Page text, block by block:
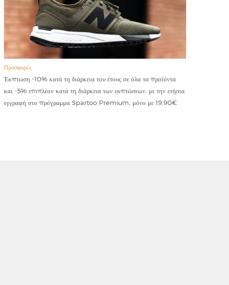
Προσφορές
Έκπτωση -10% κατά τη διάρκεια του έτους σε όλα τα προϊόντα
και -5% επιπλέον κατά τη διάρκεια των εκπτώσεων, με την ετήσια
εγγραφή στο πρόγραμμα Spartoo Premium, μόνο με 19,90€